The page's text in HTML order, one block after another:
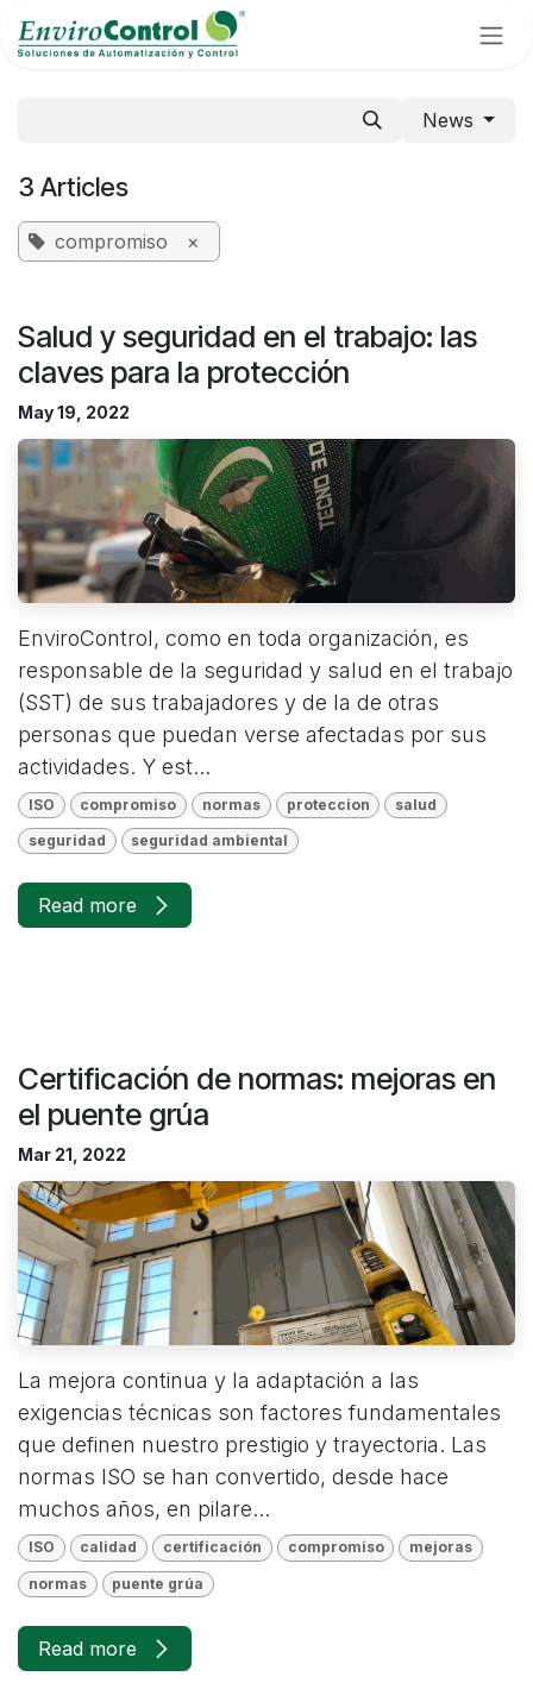
Skip to Content
News
3 Articles
compromiso ×
Salud y seguridad en el trabajo: las
claves para la protección
May 19, 2022
EnviroControl, como en toda organización, es
responsable de la seguridad y salud en el trabajo
(SST) de sus trabajadores y de la de otras
personas que puedan verse afectadas por sus
actividades. Y est...
ISO compromiso normas proteccion salud
seguridad seguridad ambiental
Read more
Certificación de normas: mejoras en
el puente grúa
Mar 21, 2022
La mejora continua y la adaptación a las
exigencias técnicas son factores fundamentales
que definen nuestro prestigio y trayectoria. Las
normas ISO se han convertido, desde hace
muchos años, en pilare...
ISO calidad certificación compromiso mejoras
normas puente grúa
Read more